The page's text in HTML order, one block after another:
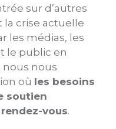
sur d’autres
crise actuelle
les médias, les
le public en
nous nous
où les besoins
soutien
vous.